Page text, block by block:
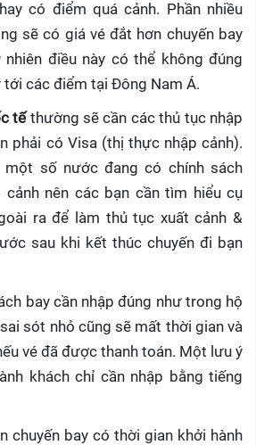
có điểm quá cảnh. Phần nhiều
sẽ có giá vé đắt hơn chuyến bay
điều này có thể không đúng
tới các điểm tại Đông Nam Á.
tếthường sẽ cần các thủ tục nhập
phải có Visa (thị thực nhập cảnh).
một số nước đang có chính sách
nên các bạn cần tìm hiểu cụ
ra để làm thủ tục xuất cảnh &
sau khi kết thúc chuyến đi bạn
bay cần nhập đúng như trong hộ
sót nhỏ cũng sẽ mất thời gian và
vé đã được thanh toán. Một lưu ý
khách chỉ cần nhập bằng tiếng
chuyến bay có thời gian khởi hành